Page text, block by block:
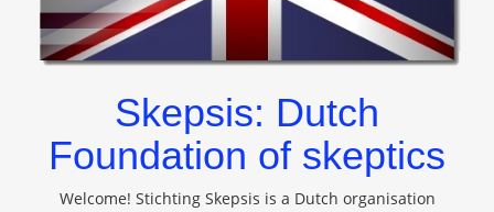
Skepsis: Dutch
Foundation of skeptics
Welcome! Stichting Skepsis is a Dutch organisation